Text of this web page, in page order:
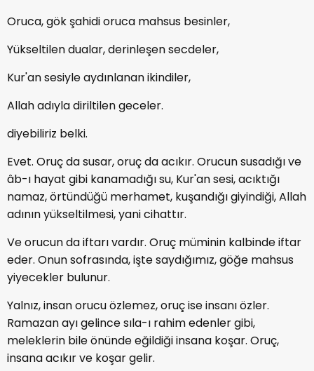
Oruca, gök şahidi oruca mahsus besinler,
Yükseltilen dualar, derinleşen secdeler,
Kur'an sesiyle aydınlanan ikindiler,
Allah adıyla diriltilen geceler.
diyebiliriz belki.
Evet. Oruç da susar, oruç da acıkır. Orucun susadığı ve
âb-ı hayat gibi kanamadığı su, Kur'an sesi, acıktığı
namaz, örtündüğü merhamet, kuşandığı giyindiği, Allah
adının yükseltilmesi, yani cihattır.
Ve orucun da iftarı vardır. Oruç müminin kalbinde iftar
eder. Onun sofrasında, işte saydığımız, göğe mahsus
yiyecekler bulunur.
Yalnız, insan orucu özlemez, oruç ise insanı özler.
Ramazan ayı gelince sıla-ı rahim edenler gibi,
meleklerin bile önünde eğildiği insana koşar. Oruç,
insana acıkır ve koşar gelir.